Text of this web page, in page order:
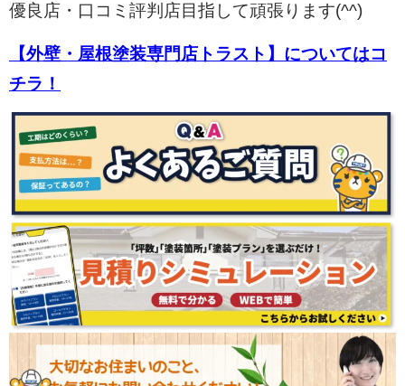
優良店・口コミ評判店目指して頑張ります(^^)
【外壁・屋根塗装専門店トラスト】についてはコ
チラ！